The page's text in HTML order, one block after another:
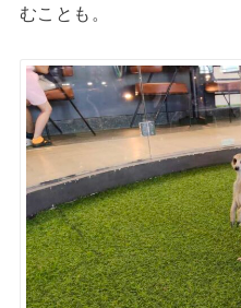
むことも。